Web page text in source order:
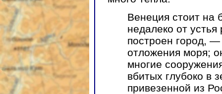
Венеция стоит на
недалеко от
построен город,
отложения моря;
многие
вбитых глубоко в
привезенной из